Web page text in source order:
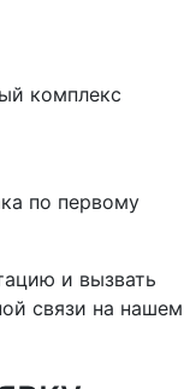
комплекс
по первому
и вызвать
связи на нашем